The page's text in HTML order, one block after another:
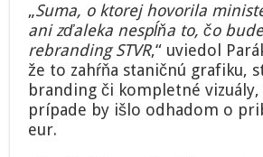
„Suma, o ktorej hovorila
ani zďaleka nespĺňa to, čo
rebranding STVR,“ uviedol
že to zahŕňa staničnú grafiku,
branding či kompletné
prípade by išlo odhadom o
eur.